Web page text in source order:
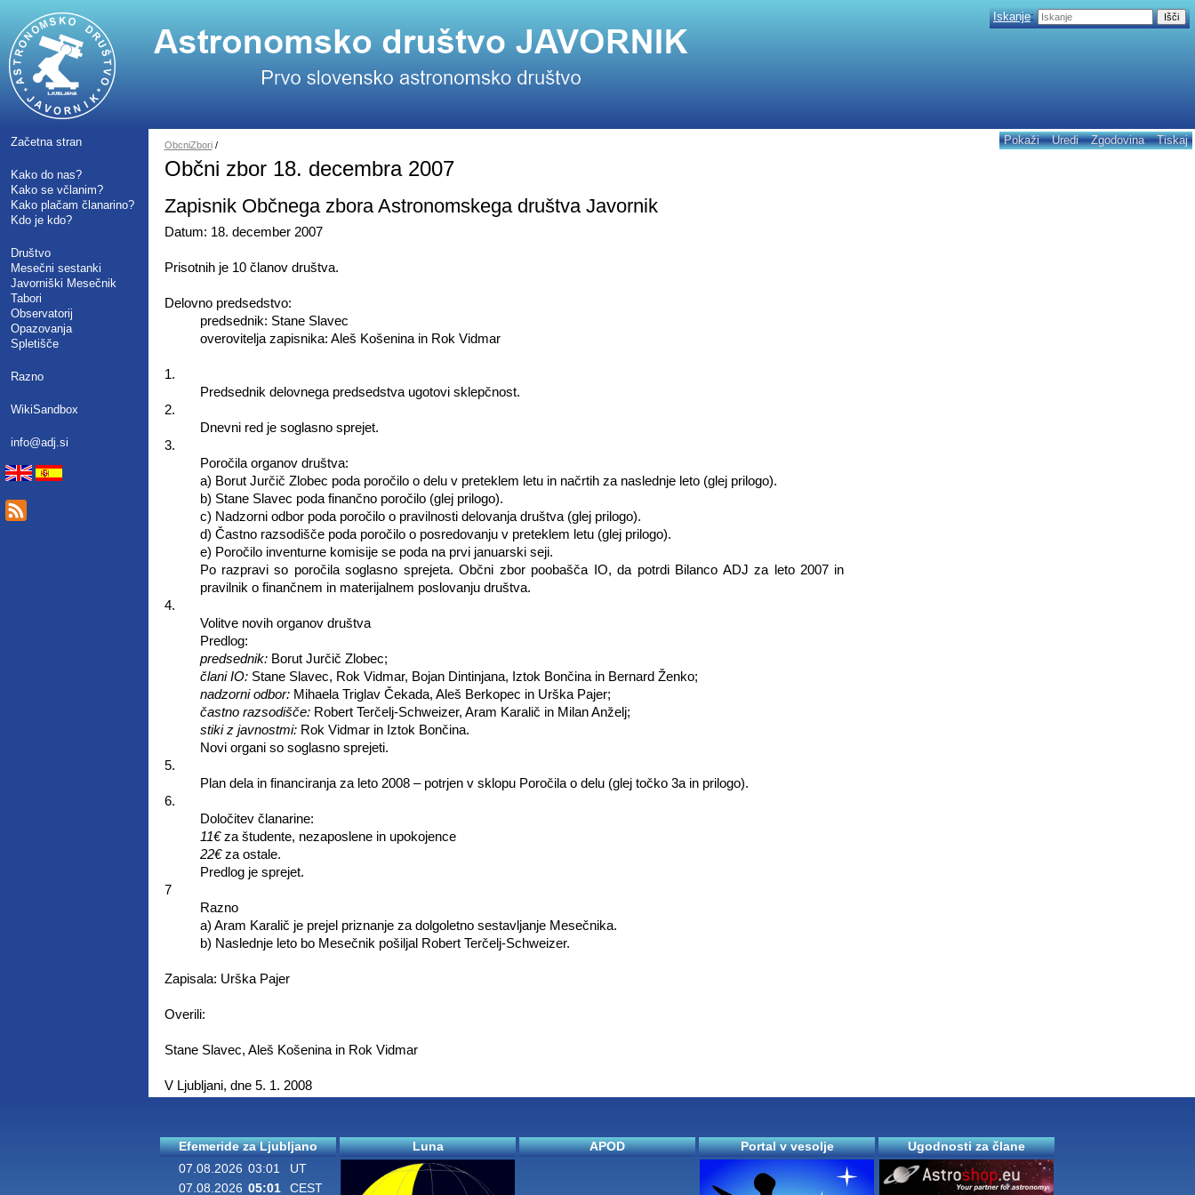
Iskanje:
Začetna stran
Kako do nas?
Kako se včlanim?
Kako plačam članarino?
Kdo je kdo?
Društvo
Mesečni sestanki
Javorniški Mesečnik
Tabori
Observatorij
Opazovanja
Spletišče
Razno
WikiSandbox
info@adj.si
Pokaži Uredi Zgodovina Tiskaj
ObcniZbori/
Občni zbor 18. decembra 2007
Zapisnik Občnega zbora Astronomskega društva Javornik
Datum: 18. december 2007
Prisotnih je 10 članov društva.
Delovno predsedstvo:
predsednik: Stane Slavec
overovitelja zapisnika: Aleš Košenina in Rok Vidmar
1.
Predsednik delovnega predsedstva ugotovi sklepčnost.
2.
Dnevni red je soglasno sprejet.
3.
Poročila organov društva:
a) Borut Jurčič Zlobec poda poročilo o delu v preteklem letu in načrtih za naslednje leto (glej prilogo).
b) Stane Slavec poda finančno poročilo (glej prilogo).
c) Nadzorni odbor poda poročilo o pravilnosti delovanja društva (glej prilogo).
d) Častno razsodišče poda poročilo o posredovanju v preteklem letu (glej prilogo).
e) Poročilo inventurne komisije se poda na prvi januarski seji.
Po razpravi so poročila soglasno sprejeta. Občni zbor poobašča IO, da potrdi Bilanco ADJ za leto 2007 in
pravilnik o finančnem in materijalnem poslovanju društva.
4.
Volitve novih organov društva
Predlog:
predsednik:Borut Jurčič Zlobec;
člani IO:Stane Slavec, Rok Vidmar, Bojan Dintinjana, Iztok Bončina in Bernard Ženko;
nadzorni odbor:Mihaela Triglav Čekada, Aleš Berkopec in Urška Pajer;
častno razsodišče:Robert Terčelj-Schweizer, Aram Karalič in Milan Anželj;
stiki z javnostmi:Rok Vidmar in Iztok Bončina.
Novi organi so soglasno sprejeti.
5.
Plan dela in financiranja za leto 2008 – potrjen v sklopu Poročila o delu (glej točko 3a in prilogo).
6.
Določitev članarine:
11€za študente, nezaposlene in upokojence
22€za ostale.
Predlog je sprejet.
7
Razno
a) Aram Karalič je prejel priznanje za dolgoletno sestavljanje Mesečnika.
b) Naslednje leto bo Mesečnik pošiljal Robert Terčelj-Schweizer.
Zapisala: Urška Pajer
Overili:
Stane Slavec, Aleš Košenina in Rok Vidmar
V Ljubljani, dne 5. 1. 2008
Efemeride za Ljubljano
07.08.2026 03:01
UT
07.08.2026 05:01 CEST
Luna APOD Portal v vesolje Ugodnosti za člane